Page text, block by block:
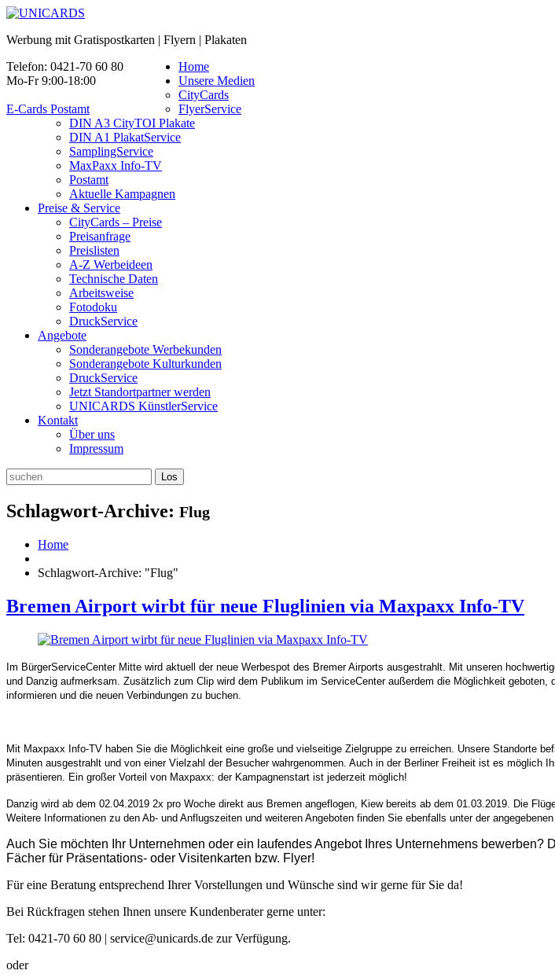
Werbung mit Gratispostkarten | Flyern | Plakaten
Telefon: 0421-70 60 80
Mo-Fr 9:00-18:00
E-Cards Postamt
Home
Unsere Medien
CityCards
FlyerService
DIN A3 CityTOI Plakate
DIN A1 PlakatService
SamplingService
MaxPaxx Info-TV
Postamt
Aktuelle Kampagnen
Preise & Service
CityCards – Preise
Preisanfrage
Preislisten
A-Z Werbeideen
Technische Daten
Arbeitsweise
Fotodoku
DruckService
Angebote
Sonderangebote Werbekunden
Sonderangebote Kulturkunden
DruckService
Jetzt Standortpartner werden
UNICARDS KünstlerService
Kontakt
Über uns
Impressum
Schlagwort-Archive: Flug
Home
Schlagwort-Archive: "Flug"
Bremen Airport wirbt für neue Fluglinien via Maxpaxx Info-TV
Im BürgerServiceCenter Mitte wird aktuell der neue Werbespot des Bremer Airports ausgestrahlt. Mit unseren
und Danzig aufmerksam. Zusätzlich zum Clip wird dem Publikum im ServiceCenter außerdem die Möglichkeit
informieren und die neuen Verbindungen zu buchen.
Mit Maxpaxx Info-TV haben Sie die Möglichkeit eine große und vielseitige Zielgruppe zu erreichen. Unsere Standorte
Minuten ausgestrahlt und von einer Vielzahl der Besucher wahrgenommen. Auch in der Berliner Freiheit ist es
präsentieren. Ein großer Vorteil von Maxpaxx: der Kampagnenstart ist jederzeit möglich!
Danzig wird ab dem 02.04.2019 2x pro Woche direkt aus Bremen angeflogen, Kiew bereits ab dem 01.03.2019. Die
Weitere Informationen zu den Ab- und Anflugszeiten und weiteren Angeboten finden Sie ebenfalls unter der angegebenen
Auch Sie möchten Ihr Unternehmen oder ein laufendes Angebot Ihres Unternehmens
Fächer für Präsentations- oder Visitenkarten bzw. Flyer!
Für eine Beratung entsprechend Ihrer Vorstellungen und Wünsche sind wir gerne für Sie da!
Bei Rückfragen stehen Ihnen unsere Kundenberater gerne unter:
Tel: 0421-70 60 80 | service@unicards.de zur Verfügung.
oder